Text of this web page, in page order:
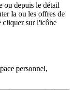
ou depuis le détail
la ou les offres de
cliquer sur l'icône
personnel,